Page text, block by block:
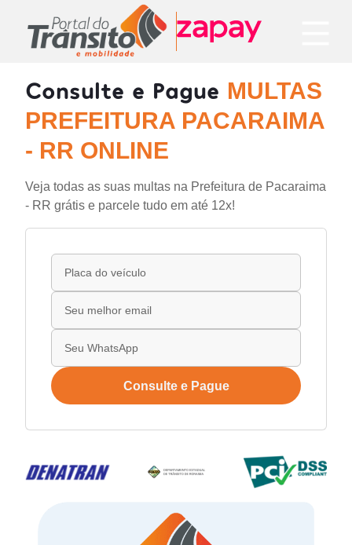
Consulte e Pague MULTAS
PREFEITURA PACARAIMA
- RR ONLINE
Veja todas as suas multas na Prefeitura de Pacaraima
- RR grátis e parcele tudo em até 12x!
Consulte e Pague